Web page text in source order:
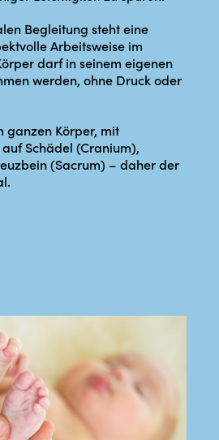
Begleitung steht eine
Arbeitsweise im
darf in seinem eigenen
werden, ohne Druck oder
ganzen Körper, mit
Schädel (Cranium),
(Sacrum) – daher der